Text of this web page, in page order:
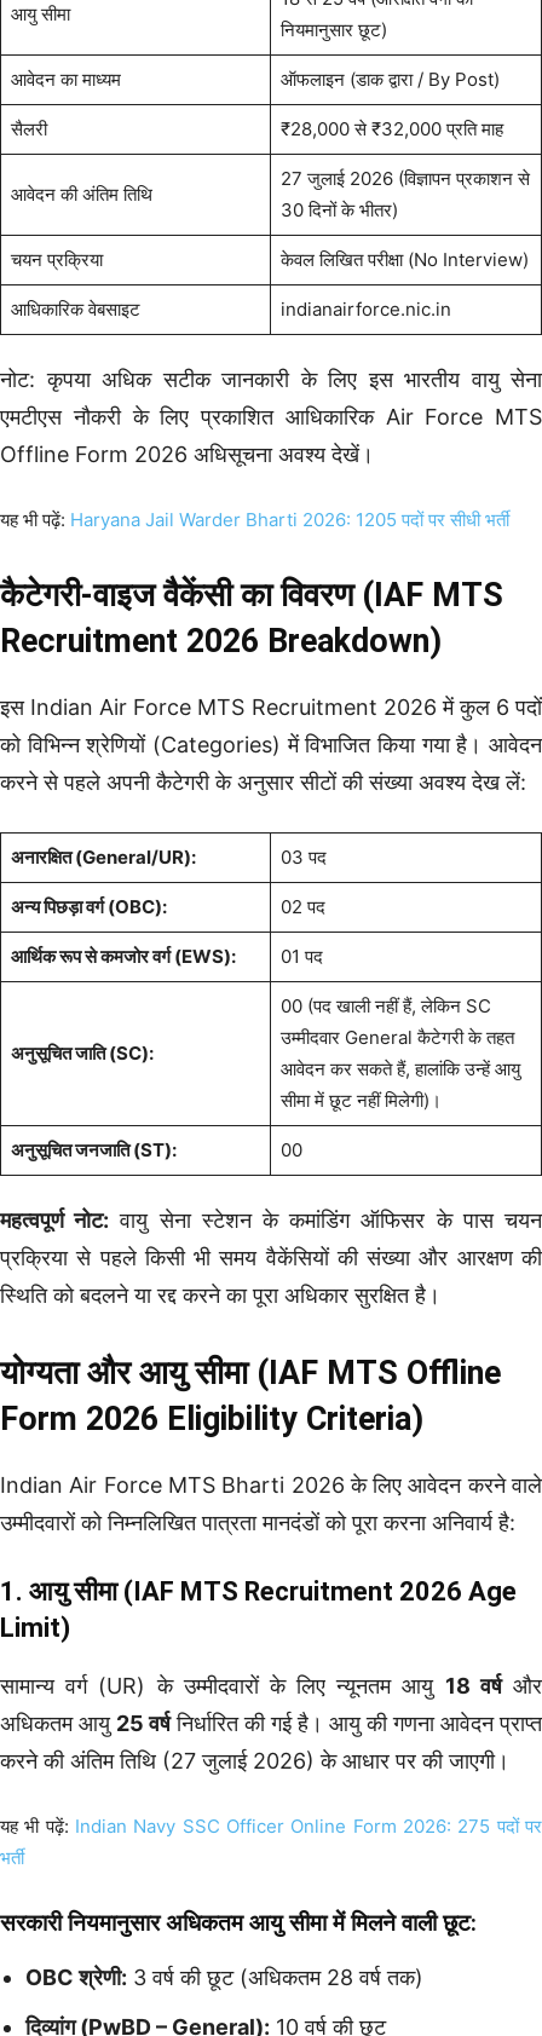
आयु सीमा
नियमानुसार छूट)
आवेदन का माध्यम ऑफलाइन (डाक द्वारा / By Post)
सैलरी ₹28,000 से ₹32,000 प्रति माह
आवेदन की अंतिम तिथि
27 जुलाई 2026 (विज्ञापन प्रकाशन से
30 दिनों के भीतर)
चयन प्रक्रिया केवल लिखित परीक्षा (No Interview)
आधिकारिक वेबसाइट indianairforce.nic.in
नोट: कृपया अधिक सटीक जानकारी के लिए इस भारतीय वायु सेना
एमटीएस नौकरी के लिए प्रकाशित आधिकारिक Air Force MTS
Offline Form 2026 अधिसूचना अवश्य देखें।
यह भी पढ़ें: Haryana Jail Warder Bharti 2026: 1205 पदों पर सीधी भर्ती
कैटेगरी-वाइज वैकेंसी का विवरण (IAF MTS
Recruitment 2026 Breakdown)
इस Indian Air Force MTS Recruitment 2026 में कुल 6 पदों
को विभिन्न श्रेणियों (Categories) में विभाजित किया गया है। आवेदन
करने से पहले अपनी कैटेगरी के अनुसार सीटों की संख्या अवश्य देख लें:
अनारक्षित (General/UR): 03 पद
अन्य पिछड़ा वर्ग (OBC): 02 पद
आर्थिक रूप से कमजोर वर्ग (EWS): 01 पद
अनुसूचित जाति (SC):
00 (पद खाली नहीं हैं, लेकिन SC
उम्मीदवार General कैटेगरी के तहत
आवेदन कर सकते हैं, हालांकि उन्हें आयु
सीमा में छूट नहीं मिलेगी)।
अनुसूचित जनजाति (ST): 00
महत्वपूर्ण नोट: वायु सेना स्टेशन के कमांडिंग ऑफिसर के पास चयन
प्रक्रिया से पहले किसी भी समय वैकेंसियों की संख्या और आरक्षण की
स्थिति को बदलने या रद्द करने का पूरा अधिकार सुरक्षित है।
योग्यता और आयु सीमा (IAF MTS Offline
Form 2026 Eligibility Criteria)
Indian Air Force MTS Bharti 2026 के लिए आवेदन करने वाले
उम्मीदवारों को निम्नलिखित पात्रता मानदंडों को पूरा करना अनिवार्य है:
1. आयु सीमा (IAF MTS Recruitment 2026 Age
Limit)
सामान्य वर्ग (UR) के उम्मीदवारों के लिए न्यूनतम आयु 18 वर्षऔर
अधिकतम आयु 25 वर्षनिर्धारित की गई है। आयु की गणना आवेदन प्राप्त
करने की अंतिम तिथि (27 जुलाई 2026) के आधार पर की जाएगी।
यह भी पढ़ें: Indian Navy SSC Officer Online Form 2026: 275 पदों पर
भर्ती
सरकारी नियमानुसार अधिकतम आयु सीमा में मिलने वाली छूट:
OBC श्रेणी: 3 वर्ष की छूट (अधिकतम 28 वर्ष तक)
दिव्यांग (PwBD – General): 10 वर्ष की छूट